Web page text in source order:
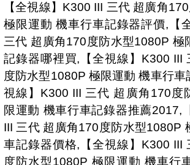
【全視線】K300 III 三代 超廣角
極限運動 機車行車記錄器評價,【
三代 超廣角170度防水型1080P 極
記錄器哪裡買,【全視線】K300 III
度防水型1080P 極限運動 機車行車
視線】K300 III 三代 超廣角170度
限運動 機車行車記錄器推薦2017,
III 三代 超廣角170度防水型1080P
車記錄器價格,【全視線】K300 III
度防水型1080P 極限運動 機車行